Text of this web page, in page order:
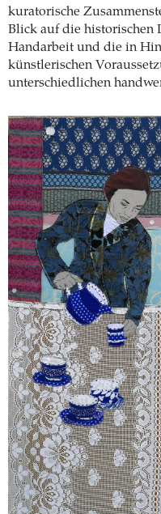
kuratorische
Blick auf die historischen
Handarbeit und die in
künstlerischen
unterschiedlichen